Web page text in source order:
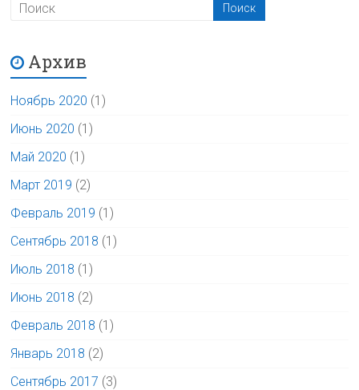
Архив
Ноябрь 2020 (1)
Июнь 2020 (1)
Май 2020 (1)
Март 2019 (2)
Февраль 2019 (1)
Сентябрь 2018 (1)
Июль 2018 (1)
Июнь 2018 (2)
Февраль 2018 (1)
Январь 2018 (2)
Сентябрь 2017 (3)